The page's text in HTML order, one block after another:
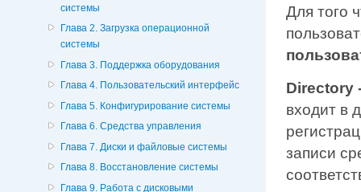
системы
Глава 2. Загрузка операционной
системы
Глава 3. Поддержка оборудования
Глава 4. Пользовательский интерфейс
Глава 5. Конфигурирование системы
Глава 6. Средства управления
Глава 7. Диски и файловые системы
Глава 8. Восстановление системы
Глава 9. Работа с дисковыми
Для того
Directory
входит в
записи